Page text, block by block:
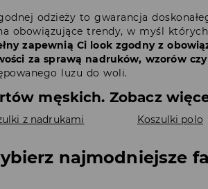
odzieży to gwarancja
obowiązujące trendy, w myśl
zapewnią Ci look zgodny z
za sprawą nadruków, wzorów
luzu do woli.
męskich. Zobacz
z nadrukami Koszulki polo
najmodniejsze